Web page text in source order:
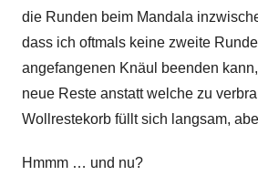
die Runden beim Mandala
dass ich oftmals keine zweite
angefangenen Knäul beenden
neue Reste anstatt welche zu
Wollrestekorb füllt sich langsam,
Hmmm … und nu?